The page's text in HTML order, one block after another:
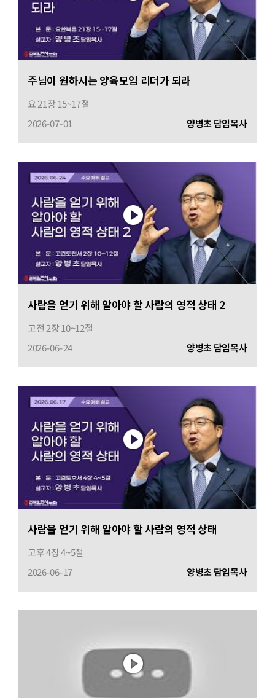
주님이 원하시는 양육모임 리더가 되라
요 21장 15~17절
2026-07-01
양병초 담임목사
사람을 얻기 위해 알아야 할 사람의 영적 상태 2
고전 2장 10~12절
2026-06-24
양병초 담임목사
사람을 얻기 위해 알아야 할 사람의 영적 상태
고후 4장 4~5절
2026-06-17
양병초 담임목사